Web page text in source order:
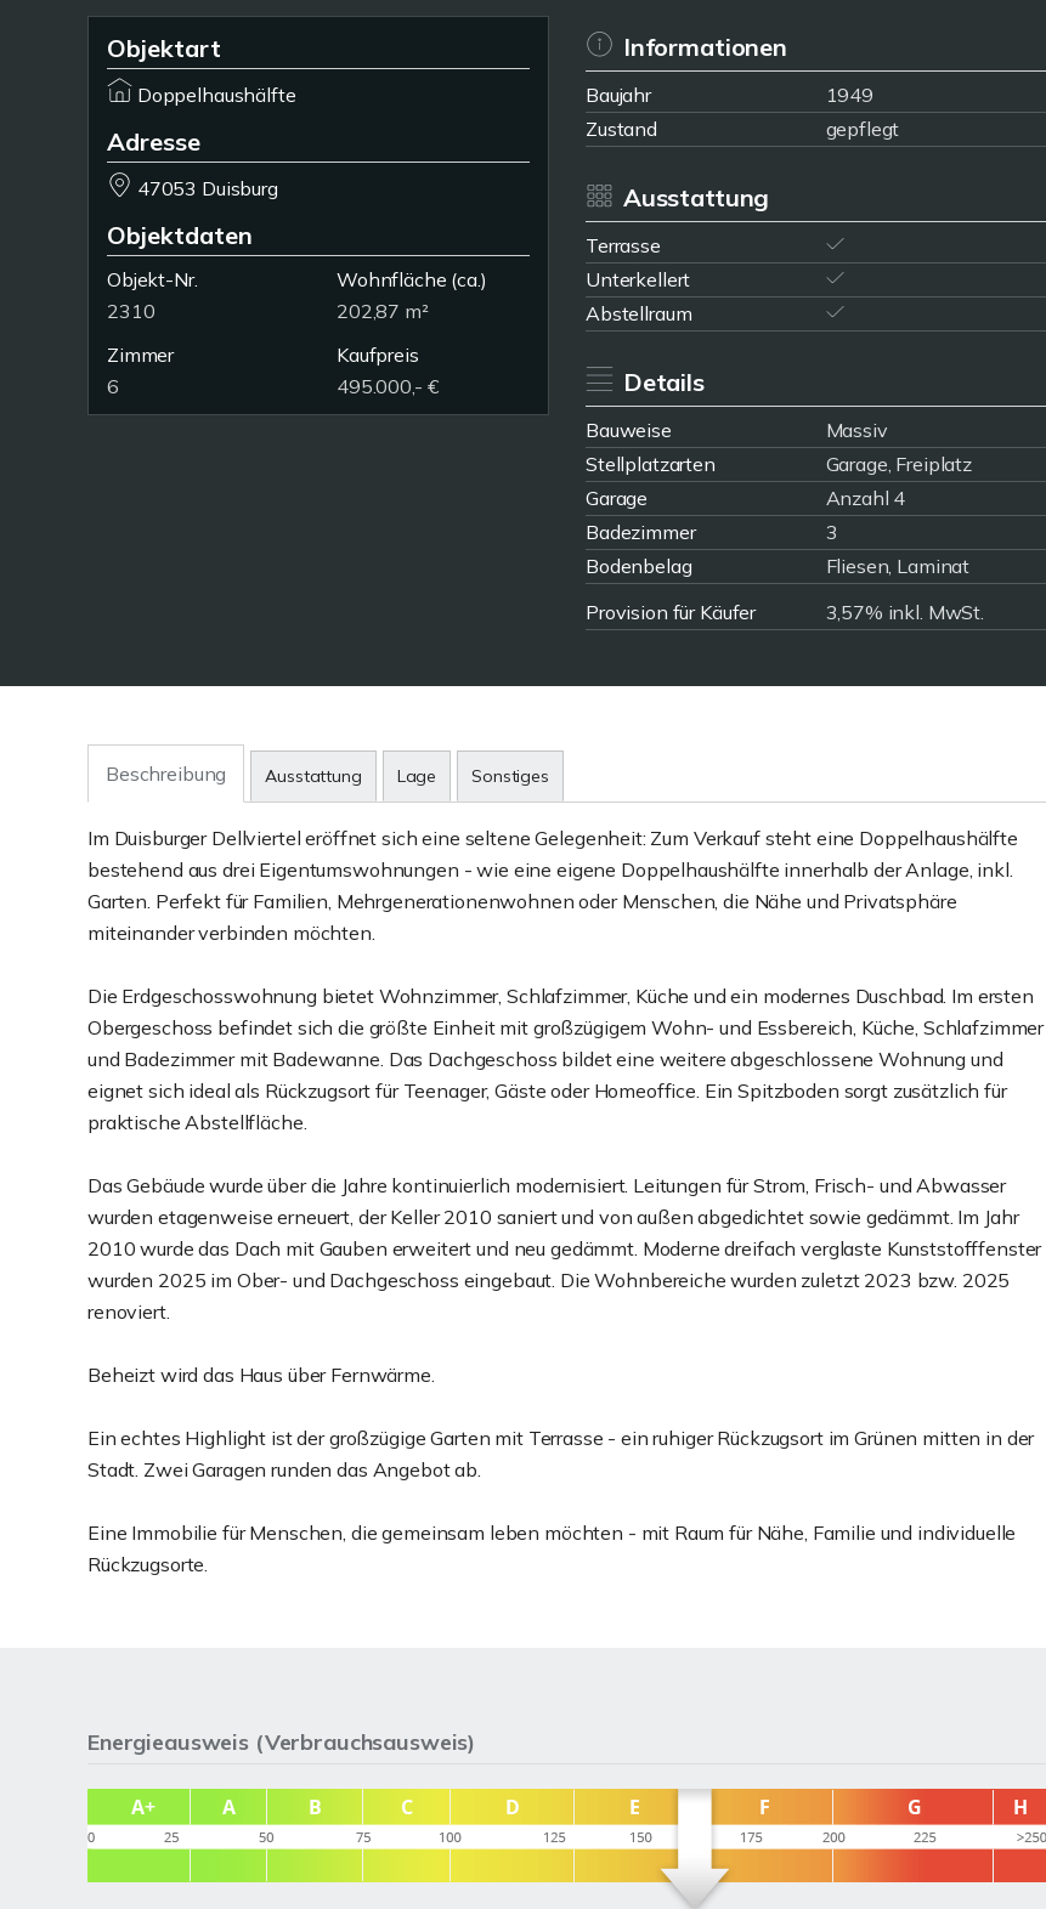
Objektart
Doppelhaushälfte
Adresse
47053 Duisburg
Objektdaten
Objekt-Nr.
2310
Wohnfläche (ca.)
202,87 m²
Zimmer
6
Kaufpreis
495.000,- €
Informationen
Baujahr 1949
Zustand
gepflegt
Ausstattung
Terrasse
Unterkellert
Abstellraum
Details
Bauweise Massiv
Stellplatzarten
Garage, Freiplatz
Garage
Anzahl 4
Badezimmer
3
Bodenbelag
Fliesen, Laminat
Provision für Käufer
3,57% inkl. MwSt.
Beschreibung Ausstattung Lage Sonstiges
Im Duisburger Dellviertel eröffnet sich eine seltene Gelegenheit: Zum Verkauf steht eine Doppelhaushälfte
bestehend aus drei Eigentumswohnungen - wie eine eigene Doppelhaushälfte innerhalb der Anlage, inkl.
Garten. Perfekt für Familien, Mehrgenerationenwohnen oder Menschen, die Nähe und Privatsphäre
miteinander verbinden möchten.
Die Erdgeschosswohnung bietet Wohnzimmer, Schlafzimmer, Küche und ein modernes Duschbad. Im ersten
Obergeschoss befindet sich die größte Einheit mit großzügigem Wohn- und Essbereich, Küche, Schlafzimmer
und Badezimmer mit Badewanne. Das Dachgeschoss bildet eine weitere abgeschlossene Wohnung und
eignet sich ideal als Rückzugsort für Teenager, Gäste oder Homeoffice. Ein Spitzboden sorgt zusätzlich für
praktische Abstellfläche.
Das Gebäude wurde über die Jahre kontinuierlich modernisiert. Leitungen für Strom, Frisch- und Abwasser
wurden etagenweise erneuert, der Keller 2010 saniert und von außen abgedichtet sowie gedämmt. Im Jahr
2010 wurde das Dach mit Gauben erweitert und neu gedämmt. Moderne dreifach verglaste Kunststofffenster
wurden 2025 im Ober- und Dachgeschoss eingebaut. Die Wohnbereiche wurden zuletzt 2023 bzw. 2025
renoviert.
Beheizt wird das Haus über Fernwärme.
Ein echtes Highlight ist der großzügige Garten mit Terrasse - ein ruhiger Rückzugsort im Grünen mitten in der
Stadt. Zwei Garagen runden das Angebot ab.
Eine Immobilie für Menschen, die gemeinsam leben möchten - mit Raum für Nähe, Familie und individuelle
Rückzugsorte.
Energieausweis (Verbrauchsausweis)